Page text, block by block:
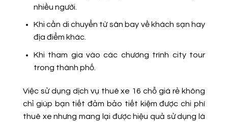
nhiều người.
Khi cần di chuyển từ sân bay về khách sạn hay
địa điểm khác.
Khi tham gia vào các chương trình city tour
trong thành phố.
Việc sử dụng dịch vụ thuê xe 16 chỗ giá rẻ không
chỉ giúp bạn tiết đảm bảo tiết kiệm được chi phí
thuê xe nhưng mang lại được hiệu quả sử dụng là